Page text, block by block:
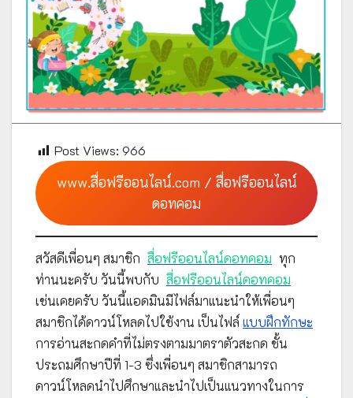
Post Views: 966
www.สื่อฟรีออนไลน์.com / สื่อฟรีออนไลน์
ดอทคอม
สวัสดีเพื่อนๆ สมาชิก สื่อฟรีออนไลน์ดอทคอม ทุก
ท่านนะครับ วันนี้พบกับ สื่อฟรีออนไลน์ดอทคอม
เช่นเคยครับ วันนี้แอดมินมีไฟล์มาแนะนำให้เพื่อนๆ
สมาชิกได้ดาวน์โหลดไปใช้งาน เป็นไฟล์ แบบฝึกทักษะ
การอ่านสะกดคำที่ไม่ตรงตามมาตราตัวสะกด ชั้น
ประถมศึกษาปีที่ 1-3 ซึ่งเพื่อนๆ สมาชิกสามารถ
ดาวน์โหลดนำไปศึกษาและนำไปเป็นแนวทางในการ